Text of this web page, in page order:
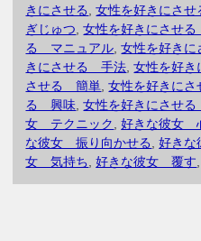
きにさせる,女性を好きにさせ
ぎじゅつ,女性を好きにさせ
る マニュアル,女性を好き
きにさせる 手法,女性を好
させる 簡単,女性を好きに
る 興味,女性を好きにさせ
女 テクニック,好きな彼女
な彼女 振り向かせる,好き
女 気持ち,好きな彼女 覆す